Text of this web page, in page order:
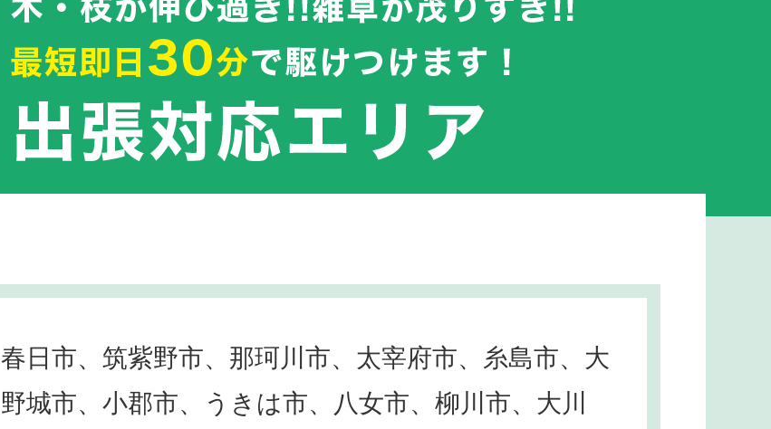
春日市、筑紫野市、那珂川市、太宰府市、糸島市、大
野城市、小郡市、うきは市、八女市、柳川市、大川